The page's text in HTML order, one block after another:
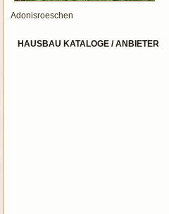
Adonisroeschen
HAUSBAU KATALOGE / ANBIETER